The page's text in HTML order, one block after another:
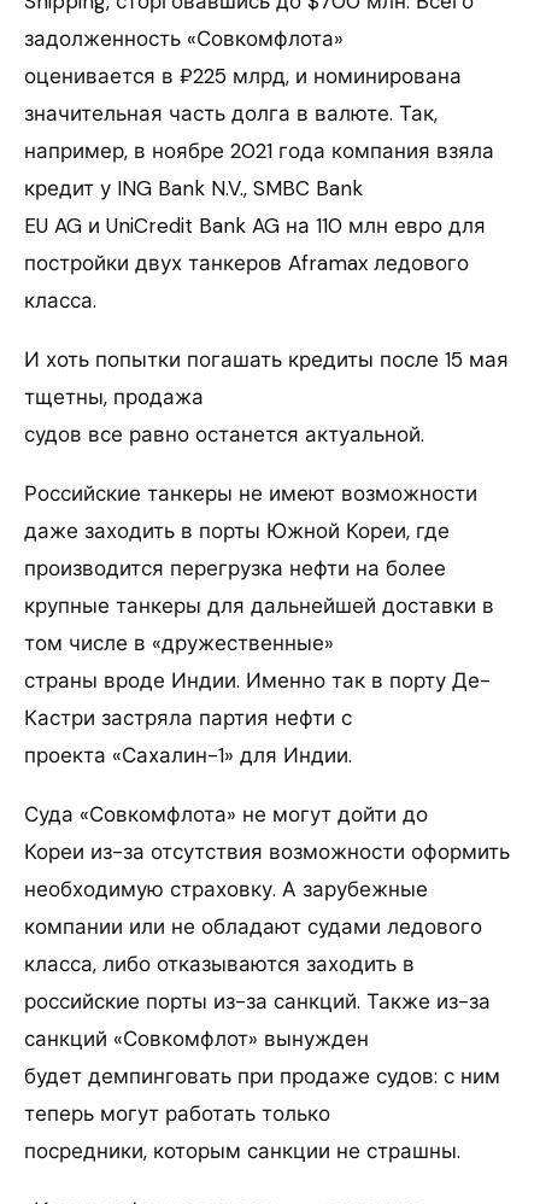
задолженность «Совкомфлота»
оценивается в ₽225 млрд, и номинирована
значительная часть долга в валюте. Так,
например, в ноябре 2021 года компания взяла
кредит у ING Bank N.V., SMBC Bank
EU AG и UniCredit Bank AG на 110 млн евро для
постройки двух танкеров Aframax ледового
класса.
И хоть попытки погашать кредиты после 15 мая
тщетны, продажа
судов все равно останется актуальной.
Российские танкеры не имеют возможности
даже заходить в порты Южной Кореи, где
производится перегрузка нефти на более
крупные танкеры для дальнейшей доставки в
том числе в «дружественные»
страны вроде Индии. Именно так в порту Де-
Кастри застряла партия нефти с
проекта «Сахалин-1» для Индии.
Суда «Совкомфлота» не могут дойти до
Кореи из-за отсутствия возможности оформить
необходимую страховку. А зарубежные
компании или не обладают судами ледового
класса, либо отказываются заходить в
российские порты из-за санкций. Также из-за
санкций «Совкомфлот» вынужден
будет демпинговать при продаже судов: с ним
теперь могут работать только
посредники, которым санкции не страшны.